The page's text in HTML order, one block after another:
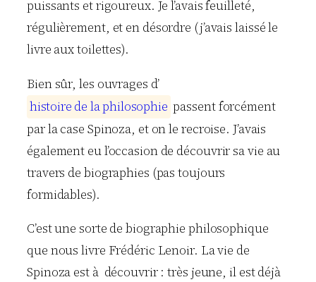
puissants et rigoureux. Je l’avais feuilleté,
régulièrement, et en désordre (j’avais laissé le
livre aux toilettes).
Bien sûr, les ouvrages d’
histoire de laphilosophie passent forcément
par la case Spinoza, et on le recroise. J’avais
également eu l’occasion de découvrir sa vie au
travers de biographies (pas toujours
formidables).
C’est une sorte de biographie philosophique
que nous livre Frédéric Lenoir. La vie de
Spinoza est à découvrir : très jeune, il est déjà